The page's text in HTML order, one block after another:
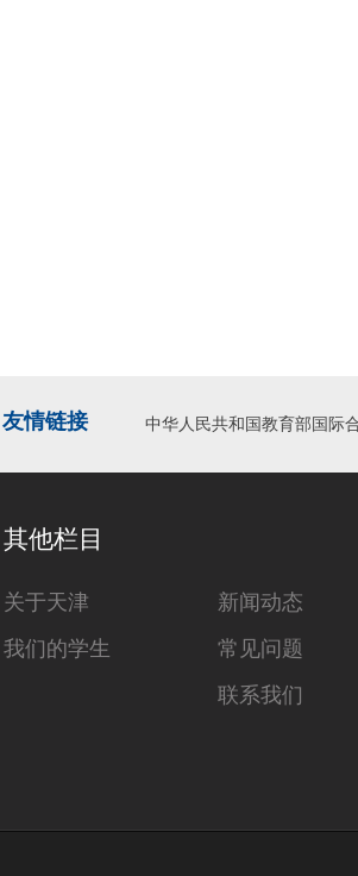
友情链接 中华人民共和国教育部国际
其他栏目
关于天津
我们的学生
新闻动态
常见问题
联系我们